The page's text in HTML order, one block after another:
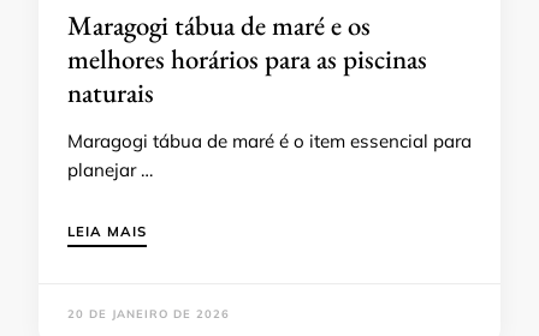
Maragogi tábua de maré e os
melhores horários para as piscinas
naturais
Maragogi tábua de maré é o item essencial para
planejar …
LEIA MAIS
20 DE JANEIRO DE 2026